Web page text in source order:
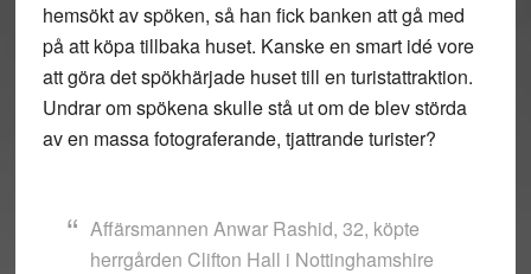
hemsökt av spöken, så han fick banken att gå med
på att köpa tillbaka huset. Kanske en smart idé vore
att göra det spökhärjade huset till en turistattraktion.
Undrar om spökena skulle stå ut om de blev störda
av en massa fotograferande, tjattrande turister?
Affärsmannen Anwar Rashid, 32, köpte
herrgården Clifton Hall i Nottinghamshire